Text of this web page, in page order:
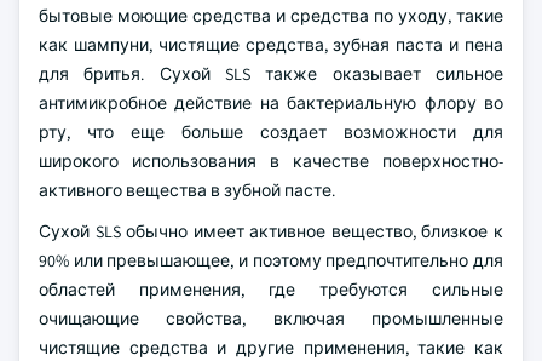
бытовые моющие средства и средства по уходу, такие
как шампуни, чистящие средства, зубная паста и пена
для бритья. Сухой SLS также оказывает сильное
антимикробное действие на бактериальную флору во
рту, что еще больше создает возможности для
широкого использования в качестве поверхностно-
активного вещества в зубной пасте.
Сухой SLS обычно имеет активное вещество, близкое к
90% или превышающее, и поэтому предпочтительно для
областей применения, где требуются сильные
очищающие свойства, включая промышленные
чистящие средства и другие применения, такие как